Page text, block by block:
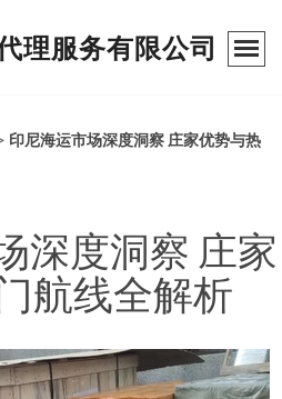
理服务有限公司
印尼海运市场深度洞察 庄家优势与热
深度洞察 庄家
航线全解析